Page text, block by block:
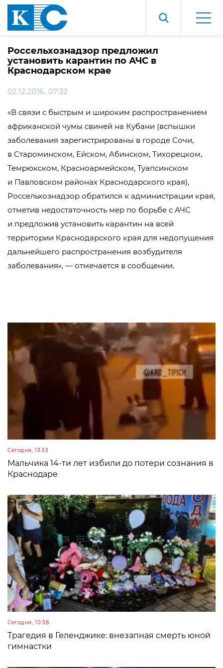
Россельхознадзор предложил
установить карантин по АЧС в
Краснодарском крае
02.12.2016, 07:32
«В связи с быстрым и широким распространением
африканской чумы свиней на Кубани (вспышки
заболевания зарегистрированы в городе Сочи,
в Староминском, Ейском, Абинском, Тихорецком,
Темрюкском, Красноармейском, Туапсинском
и Павловском районах Краснодарского края),
Россельхознадзор обратился к администрации края,
отметив недостаточность мер по борьбе с АЧС
и предложив установить карантин на всей
территории Краснодарского края для недопущения
дальнейшего распространения возбудителя
заболевания», — отмечается в сообщении.
Сегодня, 13:53
Мальчика 14-ти лет избили до потери сознания в
Краснодаре
Сегодня, 10:38
Трагедия в Геленджике: внезапная смерть юной
гимнастки